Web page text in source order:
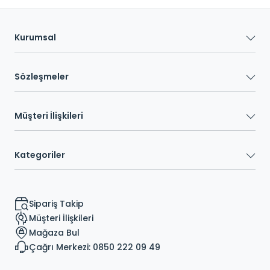
Kurumsal
Sözleşmeler
Müşteri İlişkileri
Kategoriler
Sipariş Takip
Müşteri İlişkileri
Mağaza Bul
Çağrı Merkezi: 0850 222 09 49